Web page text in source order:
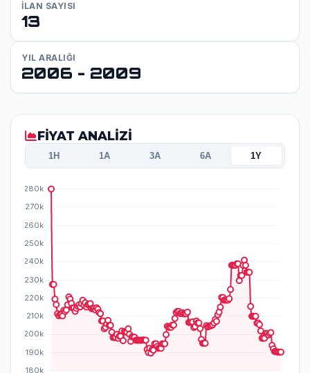
İLAN SAYISI
13
YIL ARALIĞI
2006 - 2009
FİYAT ANALİZİ
1H 1A 3A 6A 1Y